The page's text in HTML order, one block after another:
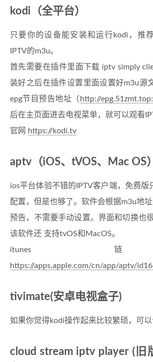
kodi（全平台）
只要你的设备能安装和运行kodi，推
IPTV的m3u。
首先需要在插件里面下载 iptv simply
装好之后在插件设置里面设置好m3u源
epg节目预告地址（ http://
后在主页面进去电视菜单，就可以观看
官网 https://kodi.tv
aptv（iOS、tVOS、Mac OS）
ios平台体验不错的IPTV客户端，免费版
配置，但是也够了。软件会根据m3u地
预告，不需要手动设置。界面和切换也
该软件还 支持tvOS和MacOS。
itunes
https://apps.apple.com/cn/app/aptv/
tivimate(安卓电视盒子)
如果你觉得kodi操作起来比较繁琐，可以
cloud stream iptv player (旧